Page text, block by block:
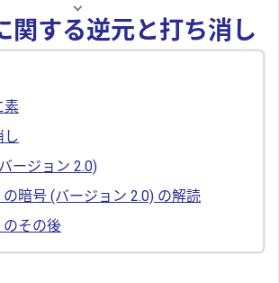
関する逆元と打ち消し
素
し
ージョン 2.0)
の暗号 (バージョン 2.0) の解読
のその後